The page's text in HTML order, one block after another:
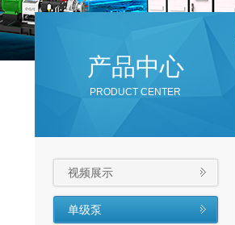
产品中心
PRODUCT CENTER
视频展示
单级泵